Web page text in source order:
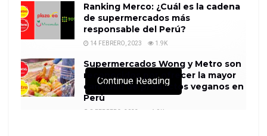
Ranking Merco: ¿Cuál es la cadena
de supermercados más
responsable del Perú?
14 FEBRERO, 2023 1.9K
Supermercados Wong y Metro son
reconocidos por ofrecer la mayor
cantidad de productos veganos en
Perú
8 FEBRERO, 2023 1.9K
Continue Reading